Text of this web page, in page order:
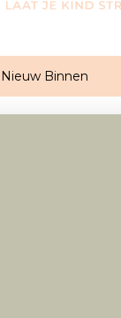
Nieuw Binnen